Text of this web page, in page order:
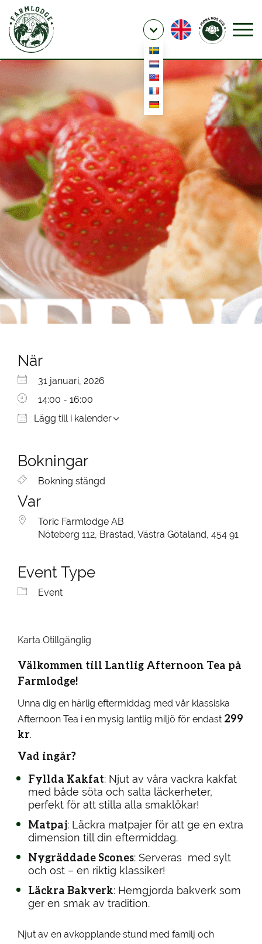
När
31 januari, 2026
14:00 - 16:00
Lägg till i kalender
Ladda ner ICS
Bokningar
Bokning stängd
Var
Toric Farmlodge AB
Nöteberg 112, Brastad, Västra Götaland, 454 91
Event Type
Event
Karta Otillgänglig
Välkommen till Lantlig Afternoon Tea på
Farmlodge!
Unna dig en härlig eftermiddag med vår klassiska
Afternoon Tea i en mysig lantlig miljö för endast 299
kr.
Vad ingår?
Fyllda Kakfat: Njut av våra vackra kakfat
med både söta och salta läckerheter,
perfekt för att stilla alla smaklökar!
Matpaj: Läckra matpajer för att ge en extra
dimension till din eftermiddag.
Nygräddade Scones: Serveras med sylt
och ost – en riktig klassiker!
Läckra Bakverk: Hemgjorda bakverk som
ger en smak av tradition.
Njut av en avkopplande stund med familj och